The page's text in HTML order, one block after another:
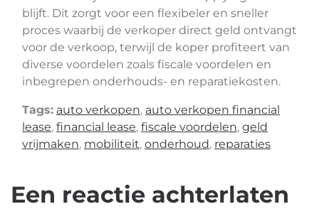
blijft. Dit zorgt voor een flexibeler en sneller
proces waarbij de verkoper direct geld ontvangt
voor de verkoop, terwijl de koper profiteert van
diverse voordelen zoals fiscale voordelen en
inbegrepen onderhouds- en reparatiekosten.
Tags: auto verkopen, auto verkopen financial
lease, financial lease, fiscale voordelen, geld
vrijmaken, mobiliteit, onderhoud, reparaties
Een reactie achterlaten